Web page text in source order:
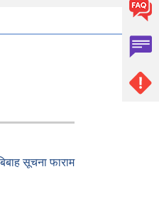
सूचना फाराम